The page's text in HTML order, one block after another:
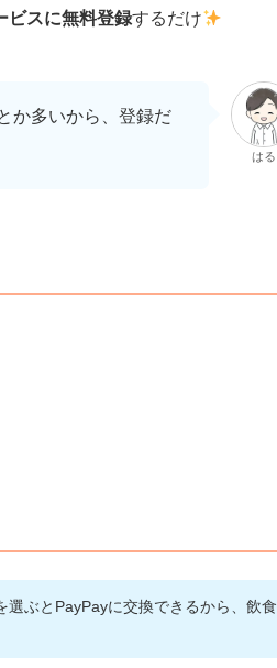
ビスに無料登録するだけ
か多いから、登録だ
はる
選ぶとPayPayに交換できるから、飲食